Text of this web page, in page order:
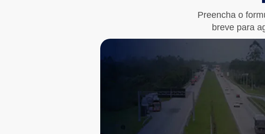
Preencha o
breve para